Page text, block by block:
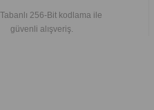
256-Bit kodlama ile
güvenli alışveriş.